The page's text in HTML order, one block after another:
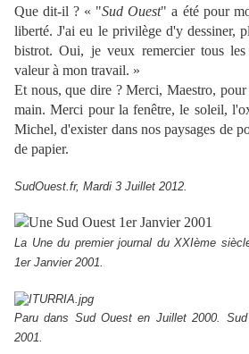
Que dit-il ? « "Sud Ouest" a été pour
liberté. J'ai eu le privilège d'y dessiner,
bistrot. Oui, je veux remercier tous
valeur à mon travail. »
Et nous, que dire ? Merci, Maestro,
main. Merci pour la fenêtre, le soleil,
Michel, d'exister dans nos paysages de
de papier.
SudOuest.fr, Mardi 3 Juillet 2012.
La Une du premier journal du XXIème
1er Janvier 2001.
Paru dans Sud Ouest en Juillet 2000.
2001.